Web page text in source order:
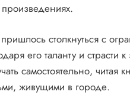
столкнуться с
его таланту и
самостоятельно, читая
живущими в городе.